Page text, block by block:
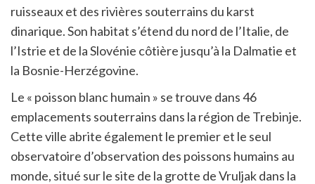
ruisseaux et des rivières souterrains du karst
dinarique. Son habitat s’étend du nord de l’Italie, de
l’Istrie et de la Slovénie côtière jusqu’à la Dalmatie et
la Bosnie-Herzégovine.
Le « poisson blanc humain » se trouve dans 46
emplacements souterrains dans la région de Trebinje.
Cette ville abrite également le premier et le seul
observatoire d’observation des poissons humains au
monde, situé sur le site de la grotte de Vruljak dans la